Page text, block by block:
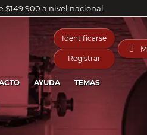
$149.900 a nivel nacional
Identificarse
Registrar

AYUDA TEMAS